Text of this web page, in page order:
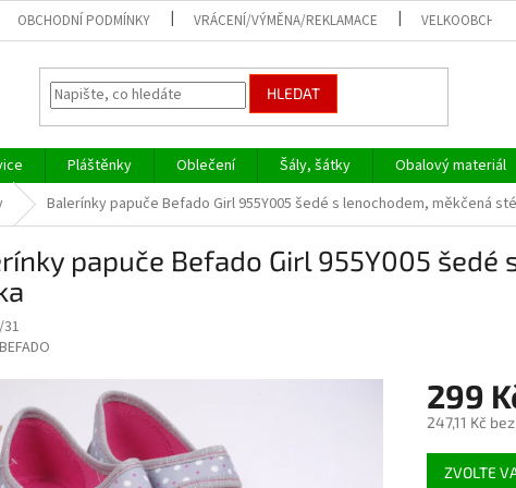
OBCHODNÍ PODMÍNKY VRÁCENÍ/VÝMĚNA/REKLAMACE VELKOOBCHOD
HLEDAT
Pláštěnky Oblečení Šály, šátky Obalový materiál
Balerínky papuče Befado Girl 955Y005 šedé s lenochodem, měkčená
papuče Befado Girl 955Y005 šedé
31
BEFADO
299
247,11 Kč
Měrná
cena:
ZVOLTE